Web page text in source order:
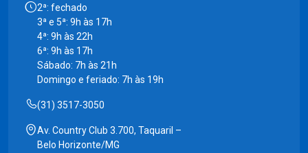
2ª: fechado
3ª e 5ª: 9h às 17h
4ª: 9h às 22h
6ª: 9h às 17h
Sábado: 7h às 21h
Domingo e feriado: 7h às 19h
(31) 3517-3050
Av. Country Club 3.700, Taquaril –
Belo Horizonte/MG